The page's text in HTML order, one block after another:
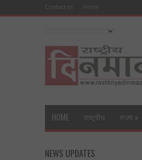
Contact us Home
HOME राष्ट्रीय राज्य »
NEWS UPDATES